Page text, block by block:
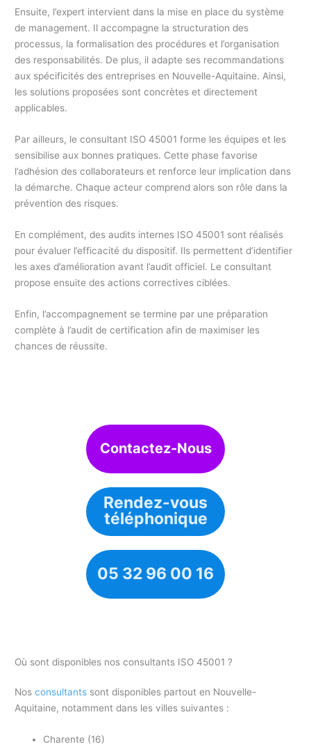
Ensuite, l’expert intervient dans la mise en place du système
de management. Il accompagne la structuration des
processus, la formalisation des procédures et l’organisation
des responsabilités. De plus, il adapte ses recommandations
aux spécificités des entreprises en Nouvelle-Aquitaine. Ainsi,
les solutions proposées sont concrètes et directement
applicables.
Par ailleurs, le consultant ISO 45001 forme les équipes et les
sensibilise aux bonnes pratiques. Cette phase favorise
l’adhésion des collaborateurs et renforce leur implication dans
la démarche. Chaque acteur comprend alors son rôle dans la
prévention des risques.
En complément, des audits internes ISO 45001 sont réalisés
pour évaluer l’efficacité du dispositif. Ils permettent d’identifier
les axes d’amélioration avant l’audit officiel. Le consultant
propose ensuite des actions correctives ciblées.
Enfin, l’accompagnement se termine par une préparation
complète à l’audit de certification afin de maximiser les
chances de réussite.
Contactez-Nous
Rendez-vous
téléphonique
05 32 96 00 16
Où sont disponibles nos consultants ISO 45001 ?
Nosconsultants sont disponibles partout en Nouvelle-
Aquitaine, notamment dans les villes suivantes :
Charente (16)